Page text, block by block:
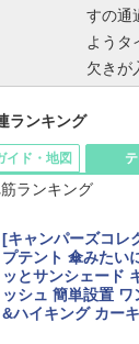
すの通
ようタ
欠きが
ランキング
BE-PAL(ビ-パル)
SOTO ミニマル"
￥1,500
イド・地図
地球の歩き方 スタ
￥2,695
ランキング
[キャンパーズコレ
プテント 傘みたい
ッとサンシェード
ッシュ 簡単設置
&ハイキング カー